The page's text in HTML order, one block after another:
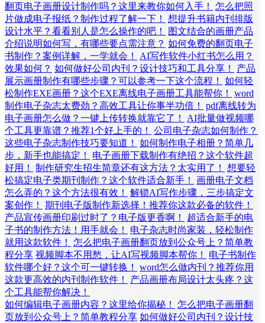
翻页电子画册设计制作吗？这里来教你如何入手！
怎么把照
片做成电子报纸？制作过程了解一下！
想提升书籍内刊排版
设计水平？看看别人是怎么操作的吧！
图文结合的画册产品
介绍说明如何写，有哪些要点需注意？ 如何免费的翻页电子
书制作？案例详解，一学就会！
AI写作软件小红书怎么用？
效果如何？ 如何做好公司内刊？设计技巧和工具分享！
产品
展示画册制作有哪些步骤？可以参考一下这个流程！
如何轻
松制作EXE画册？这个EXE离线电子画册工具能帮你！
word
制作电子杂志太费劲？高效工具让你事半功倍！
pdf离线转为
电子画册怎么做？一键上传转换就靠它了！
AI批量做视频哪
个工具更靠谱？推荐1个好上手的！
公司电子杂志如何制作？
这些电子杂志制作技巧要知道！
如何制作电子相册？简单几
步，新手也能搞定！
电子画册下载制作有绝招？这个软件超
好用！
制作研究生招生简章还有这方法？太实用了！
想要轻
松搞定电子类期刊制作？这个软件适合新手！
画册电子文档
怎么弄的？这个方法很有效！
解锁AI写作步骤，三步搞定文
案创作！
期刊电子版制作新选择！推荐你这款必备的软件！
产品宣传画册印刷过时了？电子版更香啊！
超适合新手的电
子书的制作方法！用手就会！
电子杂志时尚家装，轻松制作
就用这款软件！
怎么把电子画册翻页放到公众号上？简单教
程分享 视频脚本不用愁，让AI写视频脚本帮你！
电子书制作
软件哪个好？这个可一键转换！
word怎么做内刊？推荐你用
这款更高效的内刊制作软件！
产品画册布局设计太头疼？这
个工具能帮你解决！
如何编辑电子画册内容？这里给你揭秘！
怎么把电子画册翻
页放到公众号上？简单教程分享 如何做好公司内刊？设计技